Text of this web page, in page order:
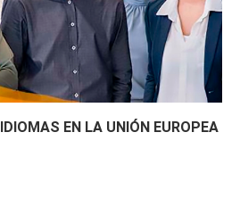
EN LA UNIÓN EUROPEA